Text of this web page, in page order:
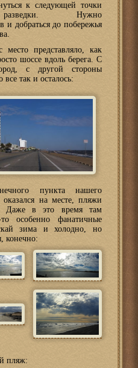
к следующей точки
Нужно
и добраться до побережья
место представляло, как
шоссе вдоль берега. С
с другой стороны
так и осталось:
пункта нашего
оказался на месте, пляжи
Даже в это время там
то особенно фанатичные
зима и холодно, но
конечно:
пляж: